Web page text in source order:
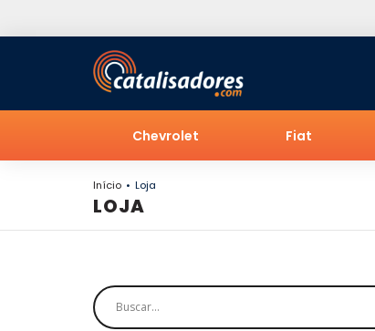
Chevrolet Fiat
Início Loja
LOJA